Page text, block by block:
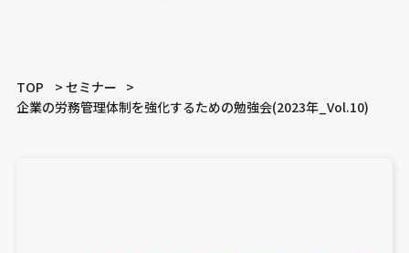
TOP
セミナー
企業の労務管理体制を強化するための勉強会(2023年_Vol.10)